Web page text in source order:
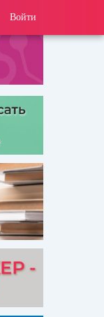
Войти